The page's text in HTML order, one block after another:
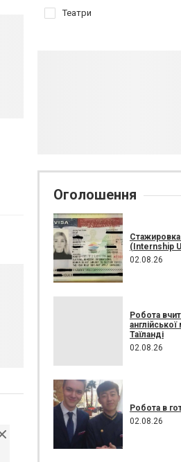
Театри
Оголошення
(Internship
02.08.26
Робота
Таїланді
02.08.26
Робота в
02.08.26